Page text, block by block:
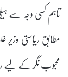
تاہم کسی وجہ سے
مطابق ریاستی
محبوب نگر کے